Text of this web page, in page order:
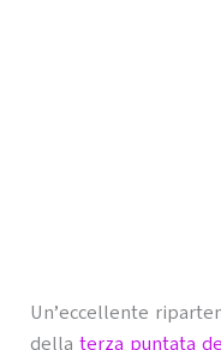
Un’eccellente
della terza puntata